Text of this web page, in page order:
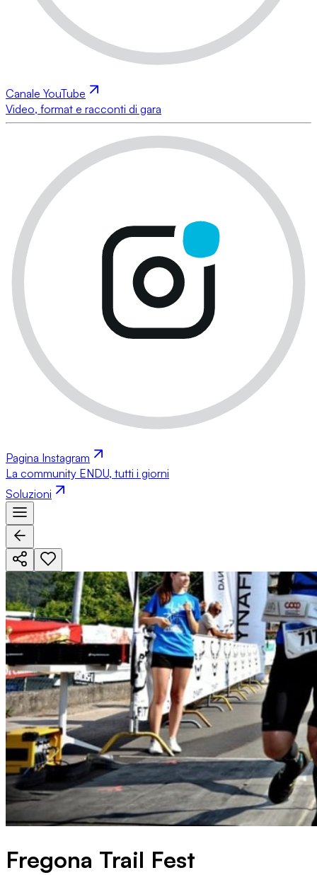
Canale YouTube
Video, format e racconti di gara
Pagina Instagram
La community ENDU, tutti i giorni
Soluzioni
Fregona Trail Fest